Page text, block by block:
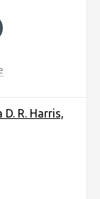
R. Harris,